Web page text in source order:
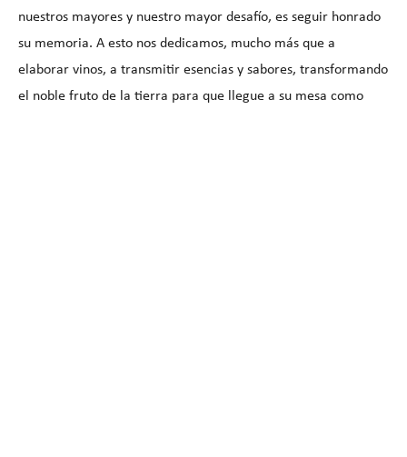
nuestros mayores y nuestro mayor desafío, es seguir honrado
su memoria. A esto nos dedicamos, mucho más que a
elaborar vinos, a transmitir esencias y sabores, transformando
el noble fruto de la tierra para que llegue a su mesa como